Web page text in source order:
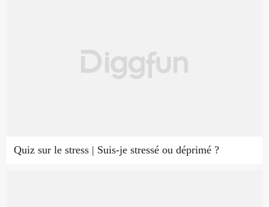
Quiz sur le stress | Suis-je stressé ou déprimé ?